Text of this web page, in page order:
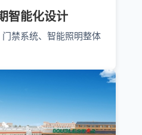
智能化设计
禁系统、智能照明整体